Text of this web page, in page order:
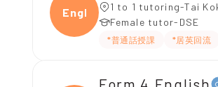
Engli 1 to 1 tutoring-Tai
Female tutor-DSE
*普通話授課 *居英回流
Form 4,English